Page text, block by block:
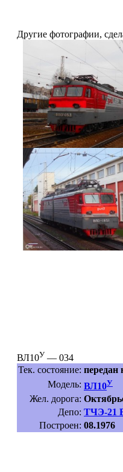
Другие фотографии,
ВЛ10У — 034
Тек. состояние: передан
Модель: ВЛ10У
Жел. дорога:
Депо: ТЧЭ-21
Построен: 08.1976